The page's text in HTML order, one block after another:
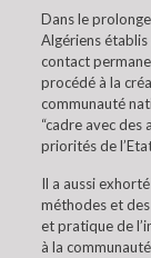
Dans le
Algériens établis
contact
procédé à la
communauté
“cadre avec
priorités de
Il a aussi
méthodes et
et pratique de
à la